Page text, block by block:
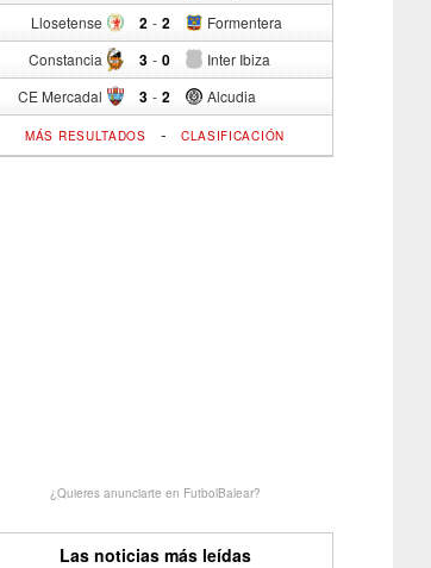
Llosetense 2 - Formentera
2
Constancia 3 - Inter Ibiza
0
CE Mercadal 3 - Alcudia
2
MÁS RESULTADOS - CLASIFICACIÓN
¿Quieres anunciarte en FutbolBalear?
Las noticias más leídas